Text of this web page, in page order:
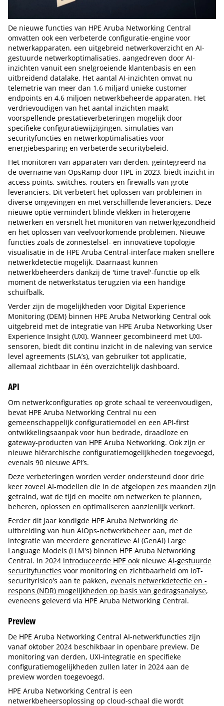
De nieuwe functies van HPE Aruba Networking Central
omvatten ook een verbeterde configuratie-engine voor
netwerkapparaten, een uitgebreid netwerkoverzicht en AI-
gestuurde netwerkoptimalisaties, aangedreven door AI-
inzichten vanuit een snelgroeiende klantenbasis en een
uitbreidend datalake. Het aantal AI-inzichten omvat nu
telemetrie van meer dan 1,6 miljard unieke customer
endpoints en 4,6 miljoen netwerkbeheerde apparaten. Het
verdrievoudigen van het aantal inzichten maakt
voorspellende prestatieverbeteringen mogelijk door
specifieke configuratiewijzigingen, simulaties van
securityfuncties en netwerkoptimalisaties voor
energiebesparing en verbeterde securitybeleid.
Het monitoren van apparaten van derden, geïntegreerd na
de overname van OpsRamp door HPE in 2023, biedt inzicht in
access points, switches, routers en firewalls van grote
leveranciers. Dit verbetert het oplossen van problemen in
diverse omgevingen en met verschillende leveranciers. Deze
nieuwe optie vermindert blinde vlekken in heterogene
netwerken en versnelt het monitoren van netwerkgezondheid
en het oplossen van veelvoorkomende problemen. Nieuwe
functies zoals de zonnestelsel- en innovatieve topologie
visualisatie in de HPE Aruba Central-interface maken snellere
netwerkdetectie mogelijk. Daarnaast kunnen
netwerkbeheerders dankzij de 'time travel'-functie op elk
moment de netwerkstatus terugzien via een handige
schuifbalk.
Verder zijn de mogelijkheden voor Digital Experience
Monitoring (DEM) binnen HPE Aruba Networking Central ook
uitgebreid met de integratie van HPE Aruba Networking User
Experience Insight (UXI). Wanneer gecombineerd met UXI-
sensoren, biedt dit continu inzicht in de naleving van service
level agreements (SLA’s), van gebruiker tot applicatie,
allemaal zichtbaar in één overzichtelijk dashboard.
API
Om netwerkconfiguraties op grote schaal te vereenvoudigen,
bevat HPE Aruba Networking Central nu een
gemeenschappelijk configuratiemodel en een API-first
ontwikkelingsaanpak voor hun bedrade, draadloze en
gateway-producten van HPE Aruba Networking. Ook zijn er
nieuwe hiërarchische configuratiemogelijkheden toegevoegd,
evenals 90 nieuwe API’s.
Deze verbeteringen worden verder ondersteund door drie
keer zoveel AI-modellen die in de afgelopen zes maanden zijn
getraind, wat de tijd en moeite om netwerken te plannen,
beheren, oplossen en optimaliseren aanzienlijk verkort.
Eerder dit jaar kondigde HPE Aruba Networking de
uitbreiding van hun AIOps-netwerkbeheer aan, met de
integratie van meerdere generatieve AI (GenAI) Large
Language Models (LLM's) binnen HPE Aruba Networking
Central. In 2024 introduceerde HPE ook nieuwe AI-gestuurde
securityfuncties voor monitoring en zichtbaarheid om IoT-
securityrisico's aan te pakken, evenals netwerkdetectie en -
respons (NDR) mogelijkheden op basis van gedragsanalyse,
eveneens geleverd via HPE Aruba Networking Central.
Preview
De HPE Aruba Networking Central AI-netwerkfuncties zijn
vanaf oktober 2024 beschikbaar in openbare preview. De
monitoring van derden, UXI-integratie en specifieke
configuratiemogelijkheden zullen later in 2024 aan de
preview worden toegevoegd.
HPE Aruba Networking Central is een
netwerkbeheersoplossing op cloud-schaal die wordt